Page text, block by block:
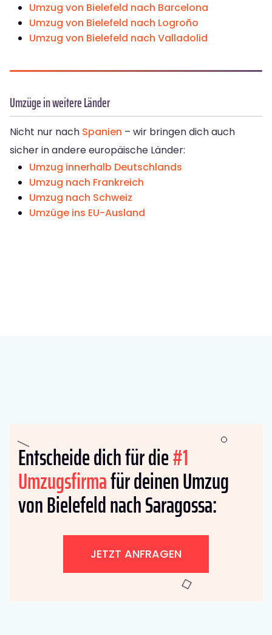
Umzug von Bielefeld nach Barcelona
Umzug von Bielefeld nach Logroño
Umzug von Bielefeld nach Valladolid
Umzüge in weitere Länder
Nicht nur nach Spanien – wir bringen dich auch
sicher in andere europäische Länder:
Umzug innerhalb Deutschlands
Umzug nach Frankreich
Umzug nach Schweiz
Umzüge ins EU-Ausland
Entscheide dich für die#1
Umzugsfirmafür deinen Umzug
von Bielefeld nach Saragossa:
JETZT ANFRAGEN